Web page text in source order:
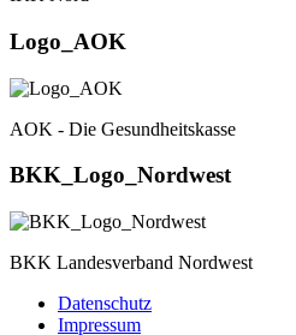
Logo_AOK
AOK - Die Gesundheitskasse
BKK_Logo_Nordwest
BKK Landesverband Nordwest
Datenschutz
Impressum